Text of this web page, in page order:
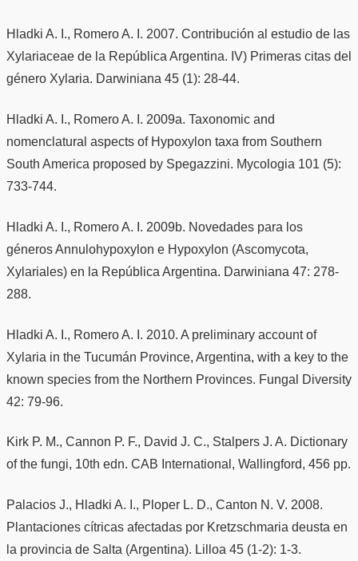
Hladki A. I., Romero A. I. 2007. Contribución al estudio de las
Xylariaceae de la República Argentina. IV) Primeras citas del
género Xylaria. Darwiniana 45 (1): 28-44.
Hladki A. I., Romero A. I. 2009a. Taxonomic and
nomenclatural aspects of Hypoxylon taxa from Southern
South America proposed by Spegazzini. Mycologia 101 (5):
733-744.
Hladki A. I., Romero A. I. 2009b. Novedades para los
géneros Annulohypoxylon e Hypoxylon (Ascomycota,
Xylariales) en la República Argentina. Darwiniana 47: 278-
288.
Hladki A. I., Romero A. I. 2010. A preliminary account of
Xylaria in the Tucumán Province, Argentina, with a key to the
known species from the Northern Provinces. Fungal Diversity
42: 79-96.
Kirk P. M., Cannon P. F., David J. C., Stalpers J. A. Dictionary
of the fungi, 10th edn. CAB International, Wallingford, 456 pp.
Palacios J., Hladki A. I., Ploper L. D., Canton N. V. 2008.
Plantaciones cítricas afectadas por Kretzschmaria deusta en
la provincia de Salta (Argentina). Lilloa 45 (1-2): 1-3.